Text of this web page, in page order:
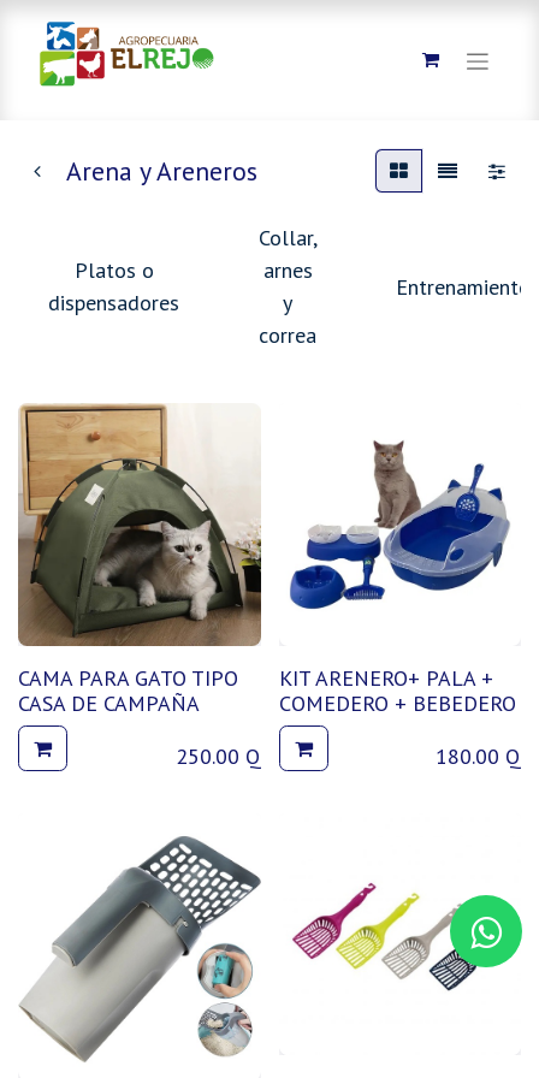
Arena y Areneros
Platos o
dispensadores
Collar,
arnes
y
correa
Entrenamiento
CAMA PARA GATO TIPO
CASA DE CAMPAÑA
250.00 Q
KIT ARENERO+ PALA +
COMEDERO + BEBEDERO
180.00 Q